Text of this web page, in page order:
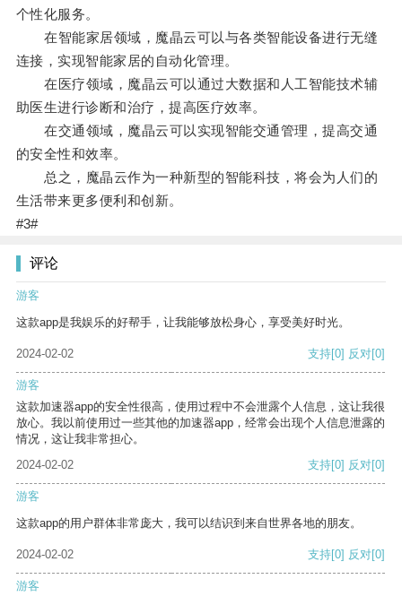
个性化服务。
在智能家居领域，魔晶云可以与各类智能设备进行无缝
连接，实现智能家居的自动化管理。
在医疗领域，魔晶云可以通过大数据和人工智能技术辅
助医生进行诊断和治疗，提高医疗效率。
在交通领域，魔晶云可以实现智能交通管理，提高交通
的安全性和效率。
总之，魔晶云作为一种新型的智能科技，将会为人们的
生活带来更多便利和创新。
#3#
评论
游客
这款app是我娱乐的好帮手，让我能够放松身心，享受美好时光。
2024-02-02 支持[0] 反对[0]
游客
这款加速器app的安全性很高，使用过程中不会泄露个人信息，这让我很
放心。我以前使用过一些其他的加速器app，经常会出现个人信息泄露的
情况，这让我非常担心。
2024-02-02
支持[0] 反对[0]
游客
这款app的用户群体非常庞大，我可以结识到来自世界各地的朋友。
2024-02-02 支持[0] 反对[0]
游客